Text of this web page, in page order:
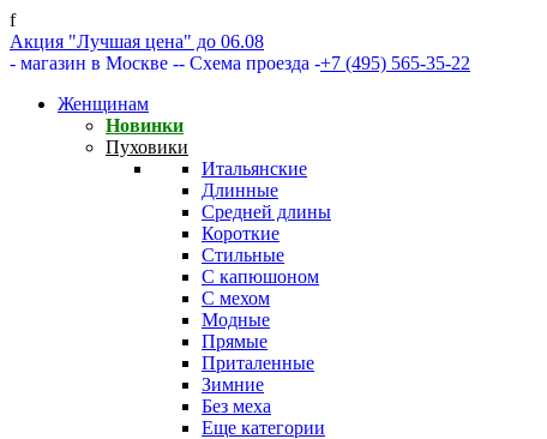
f
Акция "Лучшая цена" до 06.08
- магазин в Москве -- Схема проезда -+7 (495) 565-35-22
Женщинам
Новинки
Пуховики
Итальянские
Длинные
Средней длины
Короткие
Стильные
С капюшоном
С мехом
Модные
Прямые
Приталенные
Зимние
Без меха
Еще категории